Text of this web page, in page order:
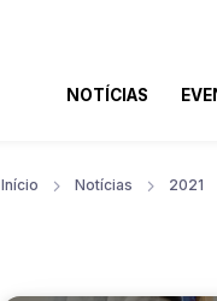
NOTÍCIAS
Início Notícias 2021